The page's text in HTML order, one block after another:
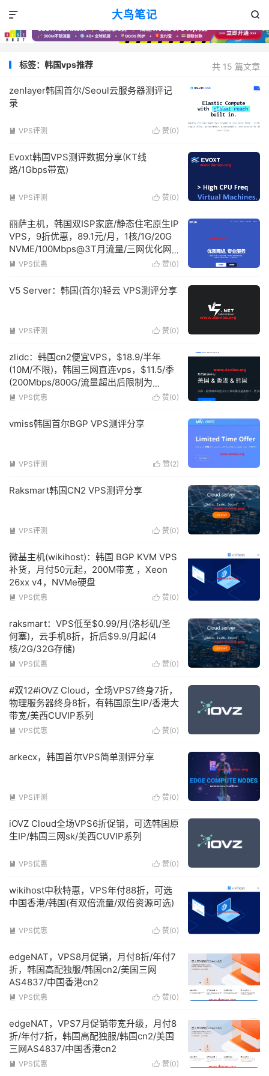
大鸟笔记 

共 15 篇文章
标签：韩国vps推荐
zenlayer韩国首尔/Seoul云服务器测评记
录
 赞(0)
 VPS评测
Evoxt韩国VPS测评数据分享(KT线
路/1Gbps带宽)
 赞(0)
 VPS评测
丽萨主机，韩国双ISP家庭/静态住宅原生IP
VPS，9折优惠，89.1元/月，1核/1G/20G
NVME/100Mbps@3T月流量/三网优化网
络
 赞(0)
 VPS优惠
V5 Server：韩国(首尔)轻云 VPS测评分享
 赞(0)
 VPS评测
zlidc：韩国cn2便宜VPS，$18.9/半年
(10M/不限)，韩国三网直连vps，$11.5/季
(200Mbps/800G/流量超出后限制为
3Mbps)
 赞(0)
 VPS优惠
vmiss韩国首尔BGP VPS测评分享
 赞(2)
 VPS评测
Raksmart韩国CN2 VPS测评分享
 赞(0)
 VPS评测
微基主机(wikihost)：韩国 BGP KVM VPS
补货，月付50元起，200M带宽 ，Xeon
26xx v4，NVMe硬盘
 赞(0)
 VPS优惠
raksmart：VPS低至$0.99/月(洛杉矶/圣
何塞)，云手机8折，折后$9.9/月起(4
核/2G/32G存储)
 赞(0)
 VPS优惠
#双12#iOVZ Cloud，全场VPS7终身7折，
物理服务器终身8折，有韩国原生IP/香港大
带宽/美西CUVIP系列
 赞(0)
 VPS优惠
arkecx，韩国首尔VPS简单测评分享
 赞(0)
 VPS评测
iOVZ Cloud全场VPS6折促销，可选韩国原
生IP/韩国三网sk/美西CUVIP系列
 赞(0)
 VPS优惠
wikihost中秋特惠，VPS年付88折，可选
中国香港/韩国(有双倍流量/双倍资源可选)
 赞(0)
 VPS优惠
edgeNAT，VPS8月促销，月付8折/年付7
折，韩国高配独服/韩国cn2/美国三网
AS4837/中国香港cn2
 赞(0)
 VPS优惠
edgeNAT，VPS7月促销带宽升级，月付8
折/年付7折，韩国高配独服/韩国cn2/美国
三网AS4837/中国香港cn2
 赞(0)
 VPS优惠